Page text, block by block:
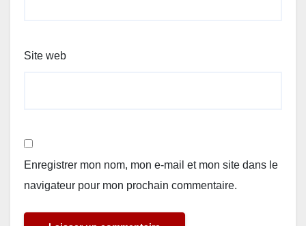
Site web
Enregistrer mon nom, mon e-mail et mon site dans le
navigateur pour mon prochain commentaire.